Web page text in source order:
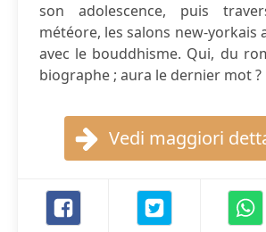
son adolescence, puis
météore, les salons new-yorkais
avec le bouddhisme. Qui, du
biographe ; aura le dernier mot ?
Vedi maggiori